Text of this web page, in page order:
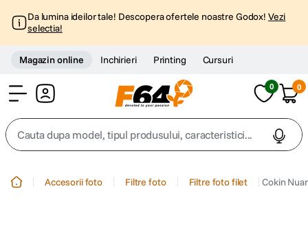
Da lumina ideilor tale! Descopera ofertele noastre Godox! Vezi
selectia!
Magazin online Inchirieri Printing Cursuri
0 0
Cauta dupa model, tipul produsului, caracteristici...
Accesorii foto Filtre foto Filtre foto filet Cokin